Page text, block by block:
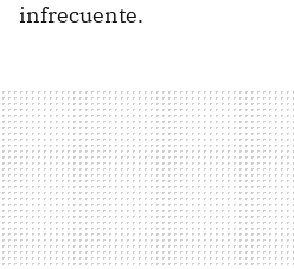
infrecuente.